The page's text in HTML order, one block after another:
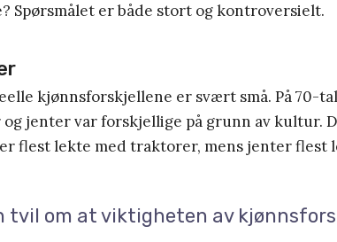
Spørsmålet er både stort og kontroversielt.
kjønnsforskjellene er svært små. På 70-
jenter var forskjellige på grunn av kultur.
flest lekte med traktorer, mens jenter flest
tvil om at viktigheten av